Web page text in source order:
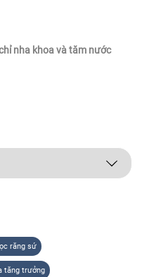
nha khoa và tăm nước
răng sứ
tăng trưởng